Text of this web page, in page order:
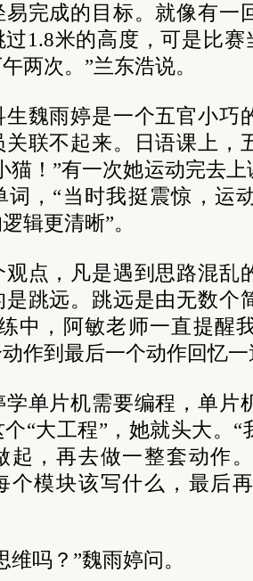
完成的目标。就像有一
1.8米的高度，可是比赛
两次。”兰东浩说。
生魏雨婷是一个五官小巧
关联不起来。日语课上，
猫！”有一次她运动完去
词，“当时我挺震惊，运
辑更清晰”。
观点，凡是遇到思路混乱
跳远。跳远是由无数个
中，阿敏老师一直提醒
作到最后一个动作回忆
单片机需要编程，单片
“大工程”，她就头大。
起，再去做一整套动作
个模块该写什么，最后
维吗？”魏雨婷问。